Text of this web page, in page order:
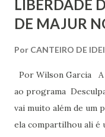
LIBERDADE
DE MAJUR
Por CANTEIRO DE
Por Wilson Garcia A
ao programa
vai muito além de um
ela compartilhou ali é